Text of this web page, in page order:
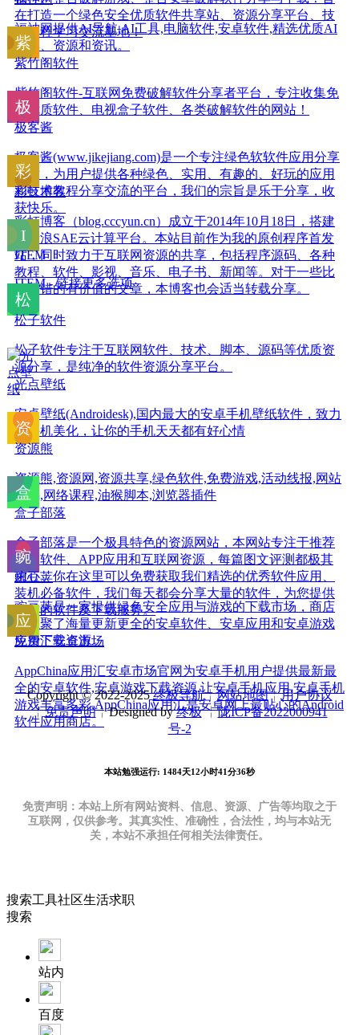
在打造一个绿色安全优质软件共享站、资源分享平台、技
术教程学习交流基地！
福神网提供AI导航,AI工具,电脑软件,安卓软件,精选优质AI
工具、资源和资讯。
紫竹阁软件
紫竹阁软件-互联网免费破解软件分享者平台，专注收集免
费优质软件、电视盒子软件、各类破解软件的网站！
极客酱
极客酱(www.jikejiang.com)是一个专注绿色软软件应用分享
网站，为用户提供各种绿色、实用、有趣的、好玩的应用
和技术教程分享交流的平台，我们的宗旨是乐于分享，收
获快乐。
彩虹博客
彩虹博客（blog.cccyun.cn）成立于2014年10月18日，搭建
在新浪SAE云计算平台。本站目前作为我的原创程序首发
站，同时致力于互联网资源的共享，包括程序源码、各种
教程、软件、影视、音乐、电子书、新闻等。对于一些比
较不错的有价值的文章，本博客也会适当转载分享。
ITEM
ITEM - 链接更多选项
松子软件
松子软件专注于互联网软件、技术、脚本、源码等优质资
源分享，是纯净的软件资源分享平台。
光点壁纸
安卓壁纸(Androidesk),国内最大的安卓手机壁纸软件，致力
于手机美化，让你的手机天天都有好心情
资源熊
资源熊,资源网,资源共享,绿色软件,免费游戏,活动线报,网站
源码,网络课程,油猴脚本,浏览器插件
盒子部落
盒子部落是一个极具特色的资源网站，本网站专注于推荐
优秀软件、APP应用和互联网资源，每篇图文评测都极其
用心。你在这里可以免费获取我们精选的优秀软件应用、
装机必备软件，我们每天都会分享大量的软件，为您提供
优质的软件及下载服务。
豌豆荚
豌豆荚是一家提供绿色安全应用与游戏的下载市场，商店
上汇聚了海量更新更全的安卓软件、安卓应用和安卓游戏
免费下载资源。
应用汇安卓市场
AppChina应用汇安卓市场官网为安卓手机用户提供最新最
全的安卓软件,安卓游戏下载资源,让安卓手机应用,安卓手机
游戏丰富多彩,AppChina应用汇是安卓网上最贴心的Android
软件应用商店。
Copyright © 2022-2025终极导航╎网站地图╎用户协议
╎免责声明╎Designed by终极╎陇ICP备2022000941
号-2
本站勉强运行: 1484天12小时41分36秒
免责声明：本站上所有网站资料、信息、资源、广告等均取之于
互联网，仅供参考。其真实性、准确性，合法性，均与本站无
关，本站不承担任何相关法律责任。
搜索工具社区生活求职
搜索
站内
百度